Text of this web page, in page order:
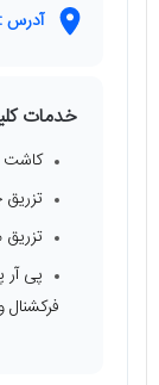
آدرس :
خدمات
کاشت
تزریق
تزریق
فرکشنال